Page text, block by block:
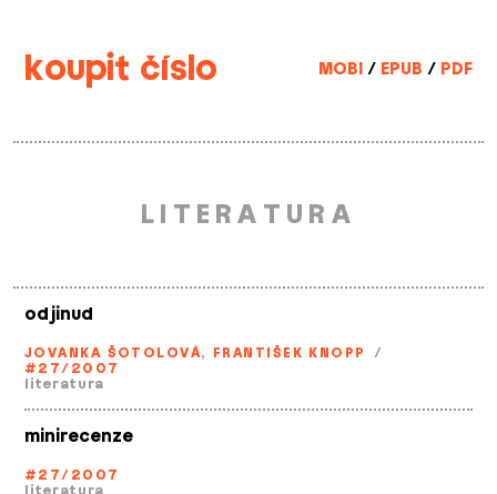
koupit číslo MOBI / EPUB / PDF
LITERATURA
odjinud
JOVANKA ŠOTOLOVÁ, FRANTIŠEK KNOPP
/
#27/2007
literatura
minirecenze
#27/2007